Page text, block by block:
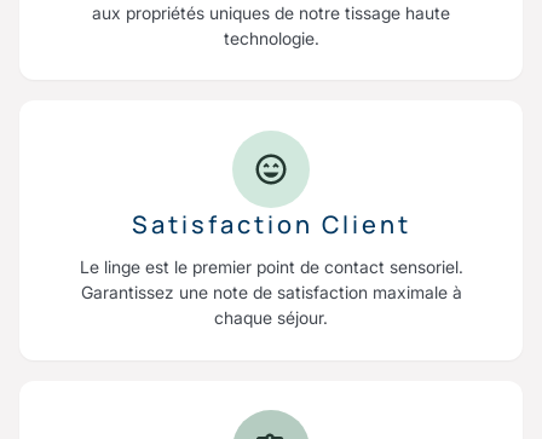
aux propriétés uniques de notre tissage haute
technologie.
Satisfaction Client
Le linge est le premier point de contact sensoriel.
Garantissez une note de satisfaction maximale à
chaque séjour.